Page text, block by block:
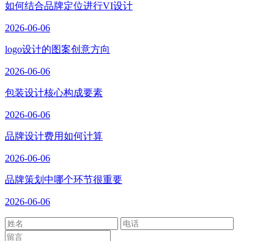
如何结合品牌定位进行VI设计
2026-06-06
logo设计的图案创意方向
2026-06-06
包装设计核心构成要素
2026-06-06
品牌设计费用如何计算
2026-06-06
品牌策划中哪个环节很重要
2026-06-06